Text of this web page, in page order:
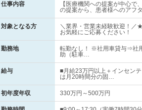
仕事内容
【医療機関への提案が中心
の提案から、患者様へのアフ
対象となる方
＼業界・営業未経験歓迎！
お気軽にご応募ください！
勤務地
転勤なし！ ※社用車貸与⇒社
助（駐車…
給与
■月給23万円以上＋インセン
は月20時間分の固…
初年度年収 330万円～500万円